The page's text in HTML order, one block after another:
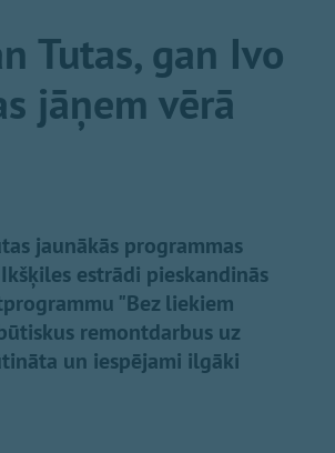
Tutas, gan Ivo
jāņem vērā
jaunākās programmas
estrādi pieskandinās
"Bez liekiem
remontdarbus uz
un iespējami ilgāki